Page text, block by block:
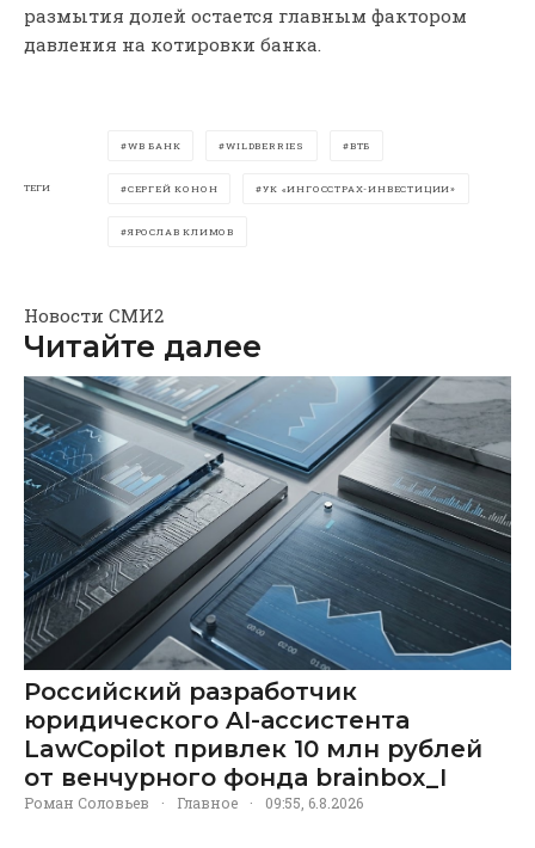
размытия долей остается главным фактором
давления на котировки банка.
ТЕГИ
WB БАНК WILDBERRIES ВТБ
СЕРГЕЙ КОНОН УК «ИНГОССТРАХ-ИНВЕСТИЦИИ»
ЯРОСЛАВ КЛИМОВ
Новости СМИ2
Читайте далее
Российский разработчик
юридического AI-ассистента
LawCopilot привлек 10 млн рублей
от венчурного фонда brainbox_I
Роман Соловьев · Главное · 09:55, 6.8.2026